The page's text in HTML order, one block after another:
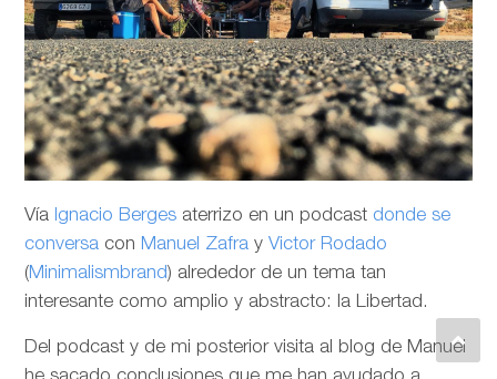
Vía Ignacio Berges aterrizo en un podcast donde se
conversa con Manuel Zafra y Victor Rodado
(Minimalismbrand) alrededor de un tema tan
interesante como amplio y abstracto: la Libertad.
Del podcast y de mi posterior visita al blog de Manuel